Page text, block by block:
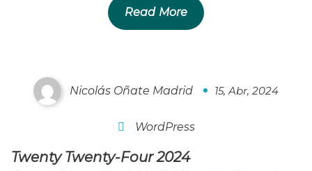
Read More
Twenty Twenty-Four 2024
0
Nicolás Oñate Madrid 15, Abr, 2024
WordPress
Twenty Twenty-Four 2024